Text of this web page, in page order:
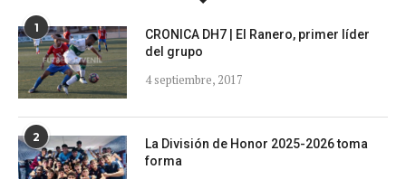
1
CRONICA DH7 | El Ranero, primer líder
del grupo
4 septiembre, 2017
2
La División de Honor 2025-2026 toma
forma